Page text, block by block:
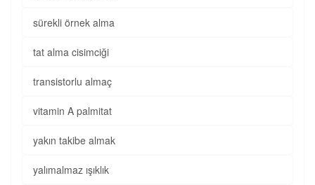
sürekli örnek alma
tat alma cisimciği
transistorlu almaç
vitamin A palmitat
yakın takibe almak
yalımalmaz ışıklık